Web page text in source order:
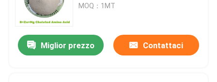
Acido umico del sodio
Polvere composta dell'aminoacido
MOQ：1MT
Miglior prezzo Contattaci